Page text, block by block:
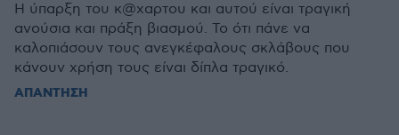
Η ύπαρξη του κ@χαρτου και αυτού είναι τραγική
ανούσια και πράξη βιασμού. Το ότι πάνε να
καλοπιάσουν τους ανεγκέφαλους σκλάβους που
κάνουν χρήση τους είναι δίπλα τραγικό.
ΑΠΑΝΤΗΣΗ